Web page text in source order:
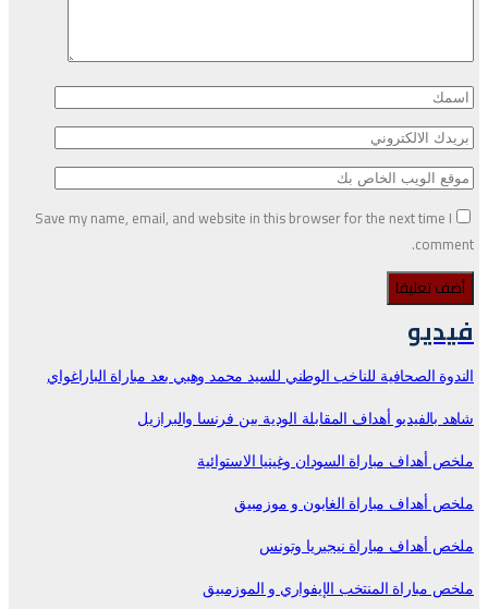
Save my name, email, and website in this browser for the next time I
comment.
فيديو
الندوة الصحافية للناخب الوطني للسيد محمد وهبي بعد مباراة الباراغواي
شاهد بالفيديو أهداف المقابلة الودية بين فرنسا والبرازيل
ملخص أهداف مباراة السودان وغينيا الاستوائية
ملخص أهداف مباراة الغابون و موزمبيق
ملخص أهداف مباراة نيجيريا وتونس
ملخص مباراة المنتخب الإيفواري و الموزمبيق